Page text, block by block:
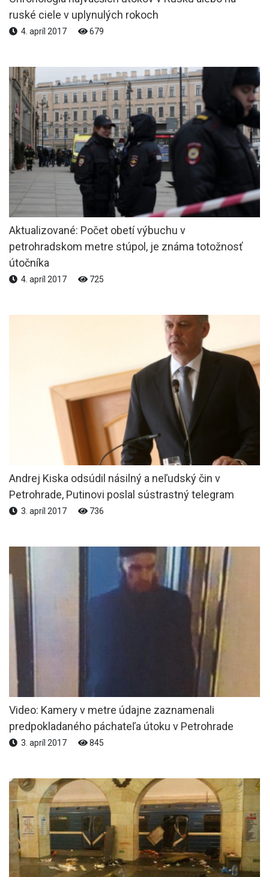
ruské ciele v uplynulých rokoch
4. apríl 2017 679
Aktualizované: Počet obetí výbuchu v
petrohradskom metre stúpol, je známa totožnosť
útočníka
4. apríl 2017 725
Andrej Kiska odsúdil násilný a neľudský čin v
Petrohrade, Putinovi poslal sústrastný telegram
3. apríl 2017 736
Video: Kamery v metre údajne zaznamenali
predpokladaného páchateľa útoku v Petrohrade
3. apríl 2017 845